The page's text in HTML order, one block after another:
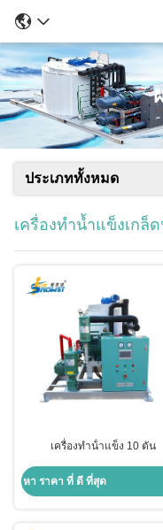
ประเภททั้งหมด
เครื่องทำน้ำแข็งเกล็
เครื่องทําน้ําแข็ง 10 ตัน
หา ราคา ที่ ดี ที่สุด